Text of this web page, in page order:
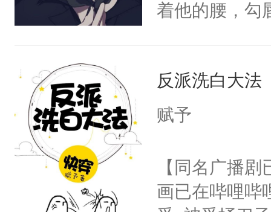
着他的腰，勾
来，给老公亲
用力——为你
反派洗白大法
赋予
【同名广播
画已在哔哩哔